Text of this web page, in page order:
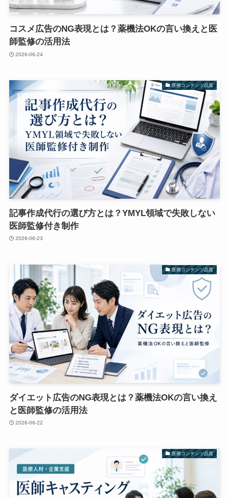
コスメ広告のNG表現とは？薬機法OKの言い換えと医
師監修の活用法
2026-06-24
医療コンテンツ品質
記事作成代行の選び方とは？YMYL領域で失敗しない
医師監修付き制作
2026-06-23
医療コンテンツ品質
ダイエット広告のNG表現とは？薬機法OKの言い換え
と医師監修の活用法
2026-06-22
医療コンテンツ品質